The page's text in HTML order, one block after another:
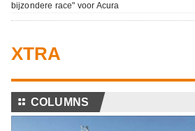
bijzondere race" voor Acura
XTRA
⚏ COLUMNS